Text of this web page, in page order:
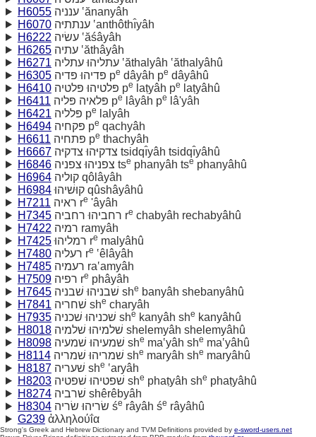
H6055
ענניה ‛ănanyâh
H6070
ענתתיּה ‛anthôthı̂yâh
H6222
עשׂיה ‛ăśâyâh
H6265
עתיה ‛ăthâyâh
H6271
עתליהוּ עתליה ‛ăthalyâh ‛ăthalyâhû
H6305
פּדיהוּ פּדיה pe dâyâh pe dâyâhû
H6410
פּלטיהוּ פּלטיה pe laṭyâh pe
laṭyâhû
H6411
פּלאיה פּליה pe lâyâh pe
lâ'yâh
H6421
פּלליה pe
lalyâh
H6494
פּקחיה pe qachyâh
H6611
פּתחיה pe thachyâh
H6667
צדקיּהוּ צדקיּה tsidqı̂yâh tsidqı̂yâhû
H6846
צפניהוּ צפניה tse phanyâh tse phanyâhû
H6964
קוליה qôlâyâh
H6984
קוּשׁיהוּ qûshâyâhû
H7211
ראיה re 'âyâh
H7345
רחביהוּ רחביה re chabyâh rechabyâhû
H7422
רמיה ramyâh
H7425
רמליהוּ re malyâhû
H7480
רעליה re ‛êlâyâh
H7485
רעמיה ra‛amyâh
H7509
רפיה re phâyâh
H7645
שׁבניהוּ שׁבניה she banyâh shebanyâhû
H7841
שׁחריה she charyâh
H7935
שׁכניהוּ שׁכניה she kanyâh she kanyâhû
H8018
שׁלמיהוּ שׁלמיה shelemyâh shelemyâhû
H8098
שׁמעיהוּ שׁמעיה she ma‛yâh she ma‛yâhû
H8114
שׁמריהוּ שׁמריה she maryâh she maryâhû
H8187
שׁעריה she ‛aryâh
H8203
שׁפטיהוּ שׁפטיה she phaṭyâh she phaṭyâhû
H8274
שׁרביה shêrêbyâh
H8304
שׂריהוּ שׂריה śe râyâh śe râyâhû
G239ἀλληλούΐα
Strong's Greek and Hebrew Dictionary and TVM Definitions provided by e-sword-users.net